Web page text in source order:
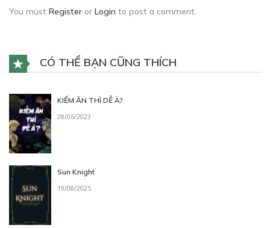
You must Register or Login to post a comment.
CÓ THỂ BẠN CŨNG THÍCH
KIẾM ĂN THÌ DỄ À?
28/06/2023
Sun Knight
19/08/2025